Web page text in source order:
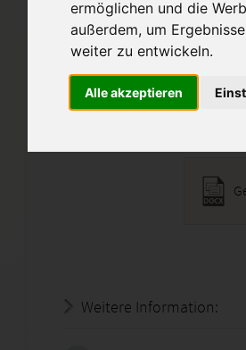
ermöglichen und die
außerdem, um
weiter zu entwickeln.
Alle akzeptieren
Weitere Information: